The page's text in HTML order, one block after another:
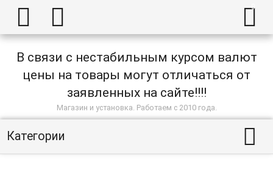
  
В связи с нестабильным курсом валют
цены на товары могут отличаться от
заявленных на сайте!!!!
Магазин и установка. Работаем с 2010 года.
Категории 